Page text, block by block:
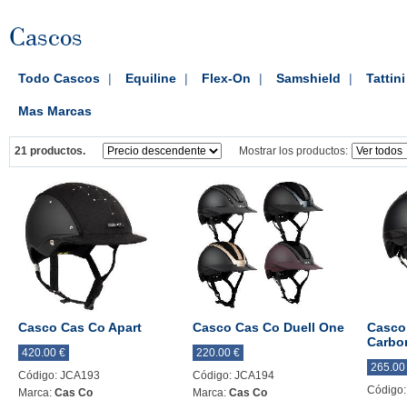
Cascos
Todo Cascos | Equiline | Flex-On | Samshield | Tattini
Mas Marcas
21 productos. Mostrar los productos:
Casco Cas Co Apart
420.00 €
Código: JCA193
Marca: Cas Co
Casco Cas Co Duell One
220.00 €
Código: JCA194
Marca: Cas Co
265.00